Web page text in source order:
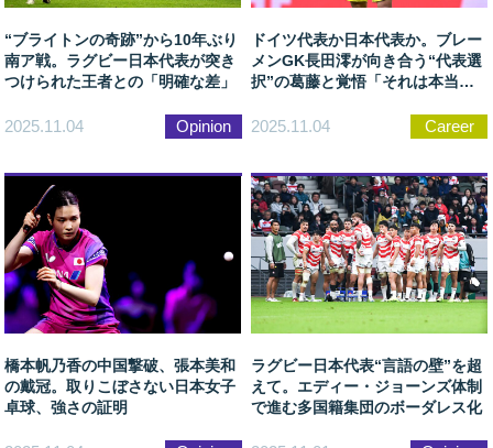
“ブライトンの奇跡”から10年ぶり
南ア戦。ラグビー日本代表が突き
つけられた王者との「明確な差」
2025.11.04 Opinion
ドイツ代表か日本代表か。ブレー
メンGK長田澪が向き合う“代表選
択”の葛藤と覚悟「それは本当に
2025.11.04 Career
橋本帆乃香の中国撃破、張本美和
の戴冠。取りこぼさない日本女子
卓球、強さの証明
ラグビー日本代表“言語の壁”を超
えて。エディー・ジョーンズ体制
で進む多国籍集団のボーダレス化